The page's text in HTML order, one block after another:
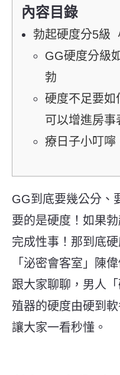
內容目錄
勃起硬度分5級
GG硬度分級
勃
硬度不足要如
可以增進房事
療日子小叮嚀
GG到底要幾公分、
要的是硬度！如果
完成性事！那到底
「泌密會客室」陳
跟大家聊聊，男人
殖器的硬度由硬到
讓大家一看秒懂。